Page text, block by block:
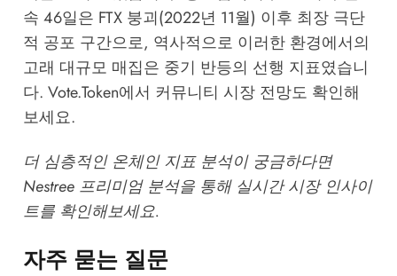
속 46일은 FTX 붕괴(2022년 11월) 이후 최장 극단
적 공포 구간으로, 역사적으로 이러한 환경에서의
고래 대규모 매집은 중기 반등의 선행 지표였습니
다. Vote.Token에서 커뮤니티 시장 전망도 확인해
보세요.
더 심층적인 온체인 지표 분석이 궁금하다면
Nestree 프리미엄 분석을 통해 실시간 시장 인사이
트를 확인해보세요.
자주 묻는 질문